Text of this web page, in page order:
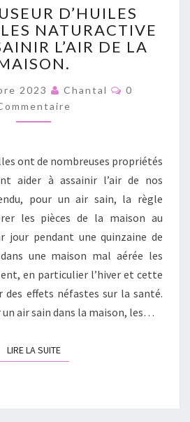
E
P
O
U
R
V
V
I
X
E
T
M
E
U
!
N
D
I
F
U
S
E
D
’
H
U
L
E
S
E
N
D’HUILES
NATURACTIVE
L’AIR DE LA
2023 Chantal
C
O
A
S
0
ont de nombreuses propriétés
aider à assainir l’air de nos
pour un air sain, la règle
les pièces de la maison au
jour pendant une quinzaine de
une maison mal aérée les
en particulier l’hiver et cette
effets néfastes sur la santé.
air sain dans la maison, les…
LIRE LA SUITELIRE LA SUITE